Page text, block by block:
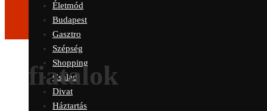
Életmód
Budapest
Gasztro
Szépség
Shopping
Család
Divat
Háztartás
fiatalok